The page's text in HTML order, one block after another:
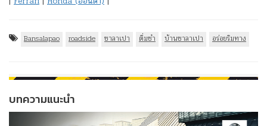
Bansalapao roadside ซาลาเปา ติ่มซำ บ้านซาลาเปา อร่อยริมทาง
บทความแนะนำ